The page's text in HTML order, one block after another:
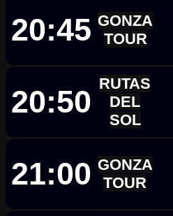
20:45 GONZA
TOUR
20:50
RUTAS
DEL
SOL
21:00 GONZA
TOUR